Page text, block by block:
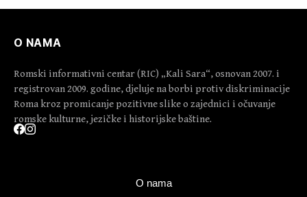
O NAMA
Romski informativni centar (RIC) „Kali Sara“, osnovan 2007. i
registrovan 2009. godine, djeluje na borbi protiv diskriminacije
Roma kroz promicanje pozitivne slike o zajednici i očuvanje
romske kulturne, jezičke i historijske baštine.
O nama